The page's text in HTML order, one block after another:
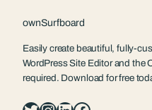
ownSurfboard
Easily create beautiful, fully-
WordPress Site Editor and the
required. Download for free